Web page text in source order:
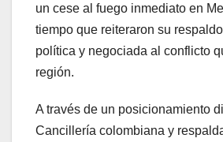
un cese al fuego inmediato en
tiempo que reiteraron su
política y negociada al conflicto
región.
A través de un posicionamiento
Cancillería colombiana y